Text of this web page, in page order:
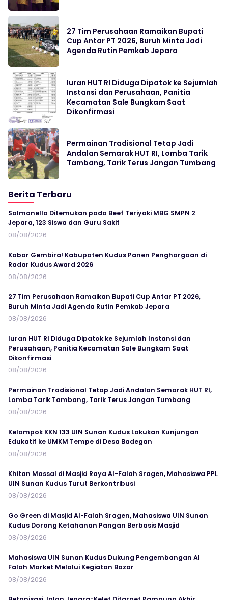
27 Tim Perusahaan Ramaikan Bupati
Cup Antar PT 2026, Buruh Minta Jadi
Agenda Rutin Pemkab Jepara
Iuran HUT RI Diduga Dipatok ke Sejumlah
Instansi dan Perusahaan, Panitia
Kecamatan Sale Bungkam Saat
Dikonfirmasi
Permainan Tradisional Tetap Jadi
Andalan Semarak HUT RI, Lomba Tarik
Tambang, Tarik Terus Jangan Tumbang
Berita Terbaru
Salmonella Ditemukan pada Beef Teriyaki MBG SMPN 2
Jepara, 123 Siswa dan Guru Sakit
08/08/2026
Kabar Gembira! Kabupaten Kudus Panen Penghargaan di
Radar Kudus Award 2026
08/08/2026
27 Tim Perusahaan Ramaikan Bupati Cup Antar PT 2026,
Buruh Minta Jadi Agenda Rutin Pemkab Jepara
08/08/2026
Iuran HUT RI Diduga Dipatok ke Sejumlah Instansi dan
Perusahaan, Panitia Kecamatan Sale Bungkam Saat
Dikonfirmasi
08/08/2026
Permainan Tradisional Tetap Jadi Andalan Semarak HUT RI,
Lomba Tarik Tambang, Tarik Terus Jangan Tumbang
08/08/2026
Kelompok KKN 133 UIN Sunan Kudus Lakukan Kunjungan
Edukatif ke UMKM Tempe di Desa Badegan
08/08/2026
Khitan Massal di Masjid Raya Al-Falah Sragen, Mahasiswa PPL
UIN Sunan Kudus Turut Berkontribusi
08/08/2026
Go Green di Masjid Al-Falah Sragen, Mahasiswa UIN Sunan
Kudus Dorong Ketahanan Pangan Berbasis Masjid
08/08/2026
Mahasiswa UIN Sunan Kudus Dukung Pengembangan Al
Falah Market Melalui Kegiatan Bazar
08/08/2026